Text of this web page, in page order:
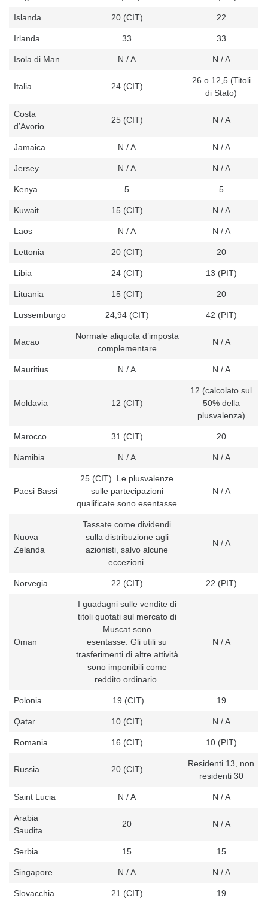
Islanda 20 (CIT) 22
Irlanda 33 33
Isola di Man N / A N / A
Italia 24 (CIT)
26 o 12,5 (Titoli
di Stato)
Costa
d’Avorio
25 (CIT) N / A
Jamaica N / A N / A
Jersey N / A N / A
Kenya 5 5
Kuwait 15 (CIT) N / A
Laos N / A N / A
Lettonia 20 (CIT) 20
Libia 24 (CIT) 13 (PIT)
Lituania 15 (CIT) 20
Lussemburgo 24,94 (CIT) 42 (PIT)
Macao
Normale aliquota d’imposta
complementare
N / A
Mauritius N / A N / A
Moldavia 12 (CIT)
12 (calcolato sul
50% della
plusvalenza)
Marocco 31 (CIT) 20
Namibia N / A N / A
Paesi Bassi
25 (CIT). Le plusvalenze
sulle partecipazioni
qualificate sono esentasse
N / A
Nuova
Zelanda
Tassate come dividendi
sulla distribuzione agli
azionisti, salvo alcune
eccezioni.
N / A
Norvegia 22 (CIT) 22 (PIT)
Oman
I guadagni sulle vendite di
titoli quotati sul mercato di
Muscat sono
esentasse. Gli utili su
trasferimenti di altre attività
sono imponibili come
reddito ordinario.
N / A
Polonia 19 (CIT) 19
Qatar 10 (CIT) N / A
Romania 16 (CIT) 10 (PIT)
Russia 20 (CIT)
Residenti 13, non
residenti 30
Saint Lucia N / A N / A
Arabia
Saudita
20 N / A
Serbia 15 15
Singapore N / A N / A
Slovacchia 21 (CIT) 19